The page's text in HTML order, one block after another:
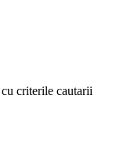
criterile cautarii